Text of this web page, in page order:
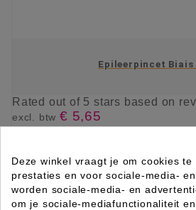
Epileerpincet Biais
Rated out of 5 stars based on
excl. btw € 5,65
 Op voorraad direct leverbaar
IN
Deze winkel vraagt je om cookies
prestaties en voor sociale-media-
worden sociale-media- en
om je sociale-mediafunctionaliteit